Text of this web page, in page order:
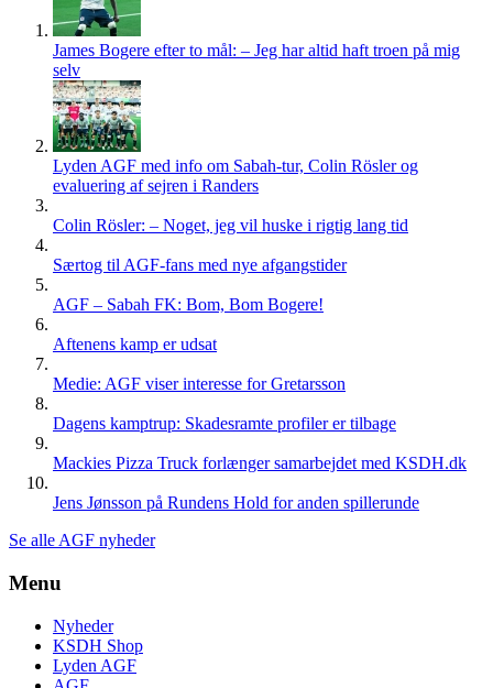
James Bogere efter to mål: – Jeg har altid haft troen på mig
selv
Lyden AGF med info om Sabah-tur, Colin Rösler og
evaluering af sejren i Randers
Colin Rösler: – Noget, jeg vil huske i rigtig lang tid
Særtog til AGF-fans med nye afgangstider
AGF – Sabah FK: Bom, Bom Bogere!
Aftenens kamp er udsat
Medie: AGF viser interesse for Gretarsson
Dagens kamptrup: Skadesramte profiler er tilbage
Mackies Pizza Truck forlænger samarbejdet med KSDH.dk
Jens Jønsson på Rundens Hold for anden spillerunde
Se alle AGF nyheder
Menu
Nyheder
KSDH Shop
Lyden AGF